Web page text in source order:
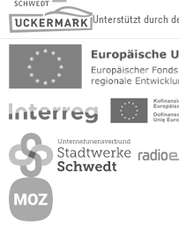
Unterstützt durch